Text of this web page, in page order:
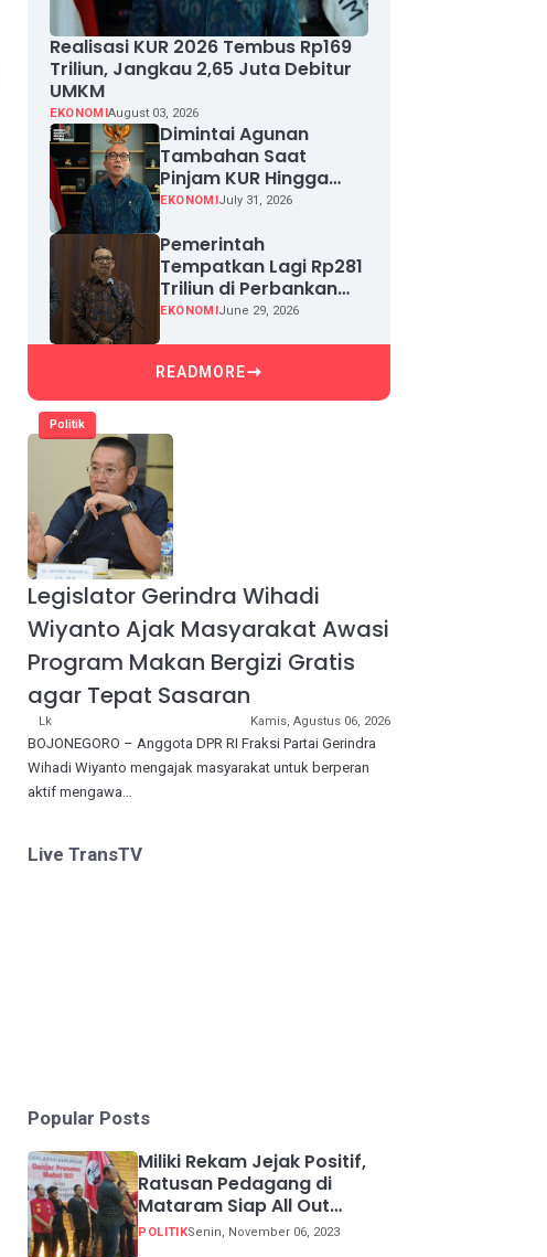
Realisasi KUR 2026 Tembus Rp169
Triliun, Jangkau 2,65 Juta Debitur
UMKM
EKONOMIAugust 03, 2026
Dimintai Agunan
Tambahan Saat
Pinjam KUR Hingga
Rp100 Juta, Segera
EKONOMI July 31, 2026
Pemerintah
Tempatkan Lagi Rp281
Triliun di Perbankan
demi Jaga Likuiditas
EKONOMI June 29, 2026
READMORE
Politik
Legislator Gerindra Wihadi
Wiyanto Ajak Masyarakat Awasi
Program Makan Bergizi Gratis
agar Tepat Sasaran
Lk Kamis, Agustus 06, 2026
BOJONEGORO – Anggota DPR RI Fraksi Partai Gerindra
Wihadi Wiyanto mengajak masyarakat untuk berperan
aktif mengawa…
Live TransTV
Popular Posts
Miliki Rekam Jejak Positif,
Ratusan Pedagang di
Mataram Siap All Out
Menangkan Ganjar-Mahfud
POLITIKSenin, November 06, 2023